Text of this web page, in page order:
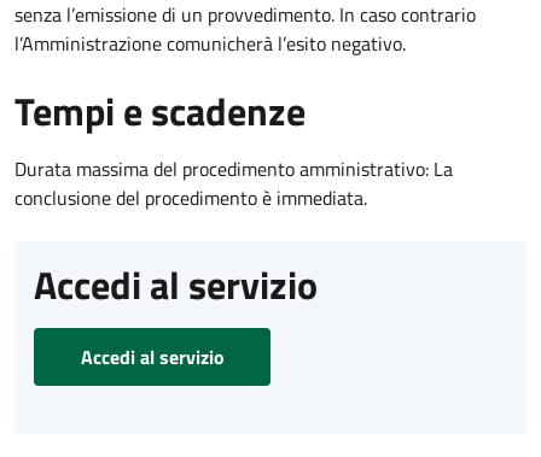
senza l’emissione di un provvedimento. In caso contrario
l’Amministrazione comunicherà l’esito negativo.
Tempi e scadenze
Durata massima del procedimento amministrativo: La
conclusione del procedimento è immediata.
Accedi al servizio
Accedi al servizio